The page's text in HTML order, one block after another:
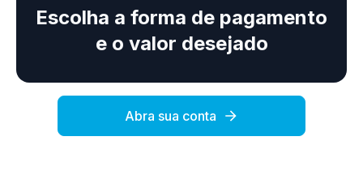
Escolha a forma de pagamento
e o valor desejado
Abra sua conta